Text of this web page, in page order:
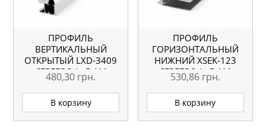
ПРОФИЛЬ
ВЕРТИКАЛЬНЫЙ
ОТКРЫТЫЙ LXD-3409
СЕРЕБРО L=5.1М
ОРИГИНАЛ
480,30 грн.
В корзину
ПРОФИЛЬ
ГОРИЗОНТАЛЬНЫЙ
НИЖНИЙ ХSEK-123
СЕРЕБРО L=5.1М
ОРИГИНАЛ
530,86 грн.
В корзину